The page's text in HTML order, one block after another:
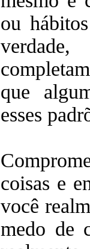
ou
que
esses
coisas e
você
medo de